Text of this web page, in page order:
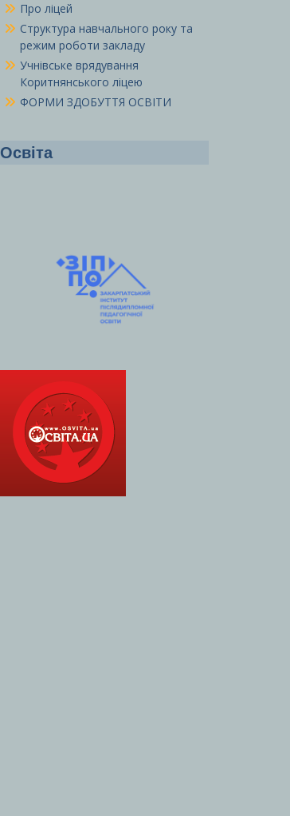
Про ліцей
Структура навчального року та
режим роботи закладу
Учнівське врядування
Коритнянського ліцею
ФОРМИ ЗДОБУТТЯ ОСВІТИ
Освіта